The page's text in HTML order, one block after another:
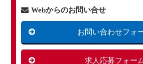
Webからのお問い合せ
お問い合わせフォ
求人応募フォー